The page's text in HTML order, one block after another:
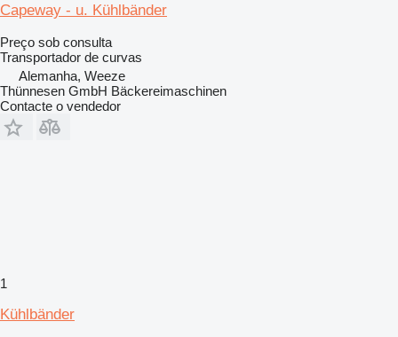
Capeway - u. Kühlbänder
Preço sob consulta
Transportador de curvas
Alemanha, Weeze
Thünnesen GmbH Bäckereimaschinen
Contacte o vendedor
1
Kühlbänder